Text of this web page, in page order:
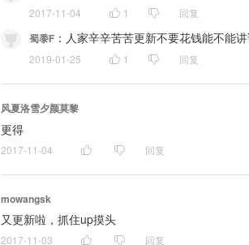
2017-11-04 1 回复
蜀黍F ： 人家辛辛苦苦更新不要花钱能不能
2019-01-25 1 回复
风夏洛雪夕颜莫黎
更得
2017-11-04 回复
mowangsk
又更新啦，抓住up摸头
2017-11-03 回复